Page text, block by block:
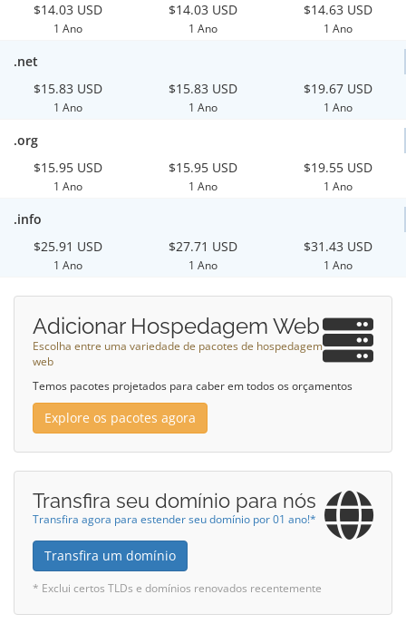
$14.03 USD
1 Ano
$14.03 USD
1 Ano
$14.63 USD
1 Ano
.net
$15.83 USD
1 Ano
$15.83 USD
1 Ano
$19.67 USD
1 Ano
.org
$15.95 USD
1 Ano
$15.95 USD
1 Ano
$19.55 USD
1 Ano
.info
$25.91 USD
1 Ano
$27.71 USD
1 Ano
$31.43 USD
1 Ano
Adicionar Hospedagem Web
Escolha entre uma variedade de pacotes de hospedagem
web
Temos pacotes projetados para caber em todos os orçamentos
Explore os pacotes agora
Transfira seu domínio para nós
Transfira agora para estender seu domínio por 01 ano!*
Transfira um domínio
* Exclui certos TLDs e domínios renovados recentemente